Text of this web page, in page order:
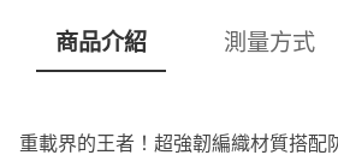
商品介紹 測量方式
重載界的王者！超強韌編織材質搭配